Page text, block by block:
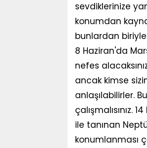
sevdiklerinize
konumdan
bunlardan
8 Haziran'da
nefes
ancak kimse
anlaşılabilirler.
çalışmalısınız.
ile tanınan
konumlanması